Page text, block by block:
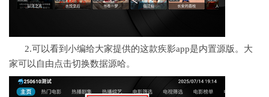
2.可以看到小编给大家提供的这款疾影app是内置源版。大
家可以自由点击切换数据源哈。